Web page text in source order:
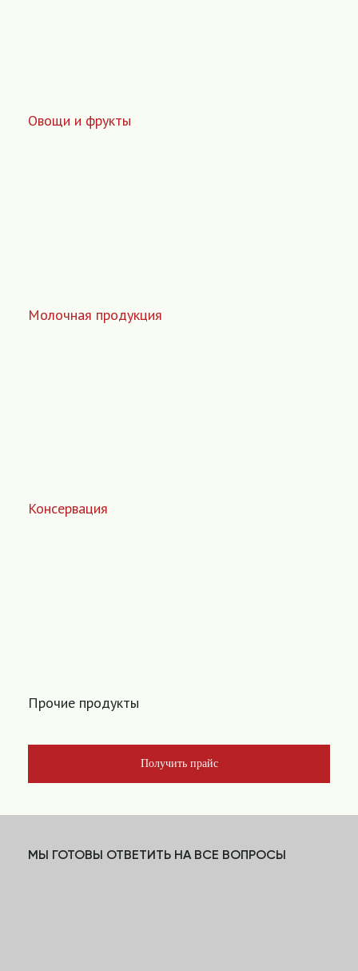
Овощи и фрукты
Молочная продукция
Консервация
Прочие продукты
Получить прайс
МЫ ГОТОВЫ ОТВЕТИТЬ НА ВСЕ ВОПРОСЫ